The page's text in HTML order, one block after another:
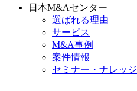
日本M&Aセンター
選ばれる理由
サービス
M&A事例
案件情報
セミナー・ナレッジ